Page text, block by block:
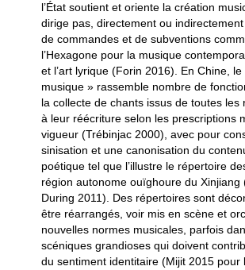
l’État soutient et oriente la création
dirige pas, directement ou
de commandes et de subventions
l’Hexagone pour la musique
et l’art lyrique (Forin 2016). En Chine,
musique » rassemble nombre de
la collecte de chants issus de toutes les
à leur réécriture selon les prescriptions
vigueur (Trébinjac 2000), avec pour
sinisation et une canonisation du
poétique tel que l’illustre le répertoire
région autonome ouïghoure du Xinjiang
During 2011). Des répertoires sont
être réarrangés, voir mis en scène et
nouvelles normes musicales, parfois
scéniques grandioses qui doivent
du sentiment identitaire (Mijit 2015 pour